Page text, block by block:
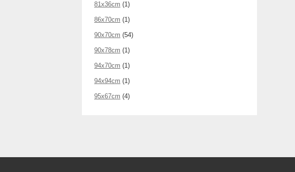
81x36cm (1)
86x70cm (1)
90x70cm (54)
90x78cm (1)
94x70cm (1)
94x94cm (1)
95x67cm (4)